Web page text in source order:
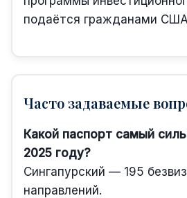
подаётся гражданами
Часто задаваемые
Какой паспорт самый
2025 году?
Сингапурский — 195
направлений.